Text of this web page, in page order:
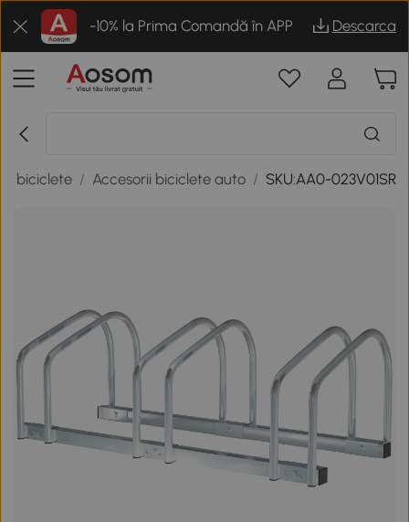
-10% la Prima Comandă în APP Descarca
biciclete / Accesorii biciclete auto / SKU:AA0-023V01SR